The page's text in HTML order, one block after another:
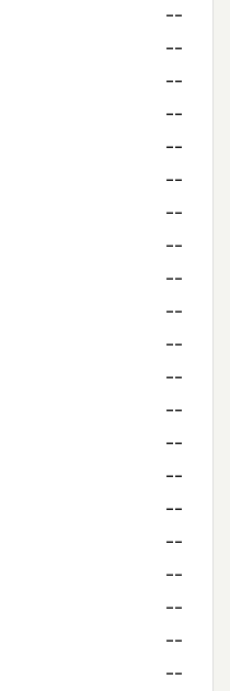
--
--
--
--
--
--
--
--
--
--
--
--
--
--
--
--
--
--
--
--
--